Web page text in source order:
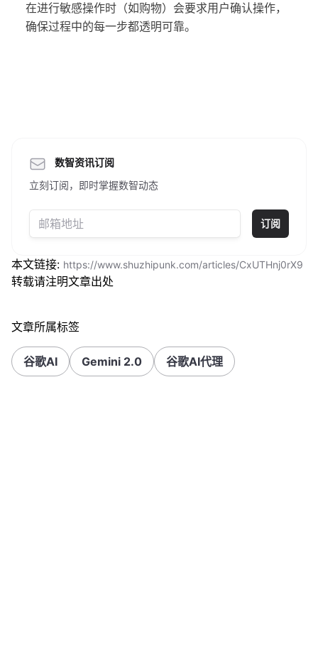
在进行敏感操作时（如购物）会要求用户确认操作，
确保过程中的每一步都透明可靠。
数智资讯订阅
立刻订阅，即时掌握数智动态
订阅
本文链接: https://www.shuzhipunk.com/articles/CxUTHnj0rX9
转载请注明文章出处
文章所属标签
谷歌AI Gemini 2.0 谷歌AI代理